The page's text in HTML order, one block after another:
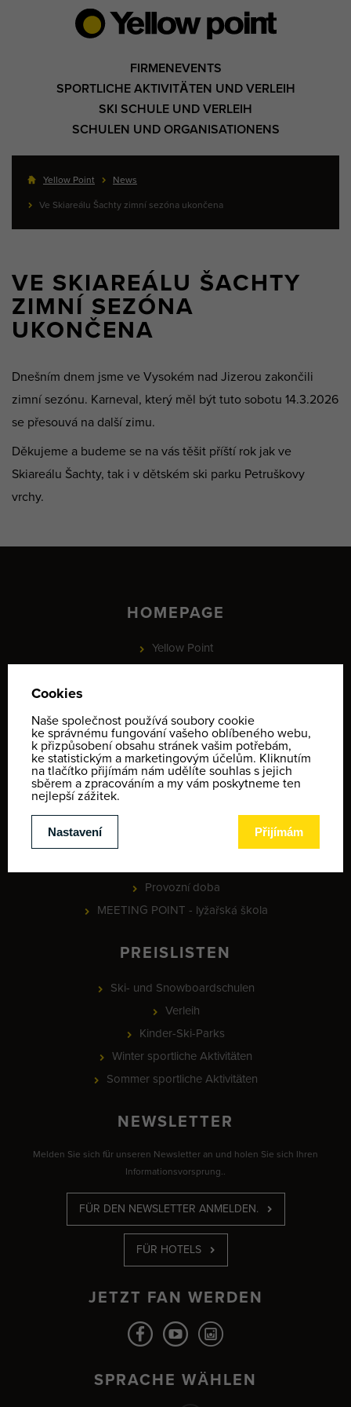
FIRMENEVENTS
SPORTLICHE AKTIVITÄTEN UND VERLEIH
SKI SCHULE UND VERLEIH
SCHULEN UND ORGANISATIONENS
Yellow Point News
Ve Skiareálu Šachty zimní sezóna ukončena
VE SKIAREÁLU ŠACHTY
ZIMNÍ SEZÓNA
UKONČENA
Dnešním dnem jsme ve Vysokém nad Jizerou zakončili
zimní sezónu. Karneval, který měl být tuto sobotu 14.3.2026
se přesouvá na další zimu.
Děkujeme a budeme se na vás těšit příští rok jak ve
Skiareálu Šachty, tak i v dětském ski parku Petruškovy
vrchy.
HOMEPAGE
Yellow Point
News
Company partners
PROJEKT - Online rezervace služeb a vybavení, check-in a
identifikace klientů
Informace o ochraně osobních údajů
Geschäftsbedingungen
Provozní doba
MEETING POINT - lyžařská škola
PREISLISTEN
Ski- und Snowboardschulen
Verleih
Kinder-Ski-Parks
Winter sportliche Aktivitäten
Sommer sportliche Aktivitäten
NEWSLETTER
Melden Sie sich für unseren Newsletter an und holen Sie sich Ihren
Informationsvorsprung..
FÜR DEN NEWSLETTER ANMELDEN.
FÜR HOTELS
JETZT FAN WERDEN
SPRACHE WÄHLEN